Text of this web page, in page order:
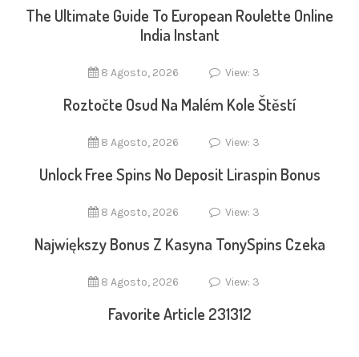
The Ultimate Guide To European Roulette Online
India Instant
8 Agosto, 2026 View: 3
Roztočte Osud Na Malém Kole Štěstí
8 Agosto, 2026 View: 3
Unlock Free Spins No Deposit Liraspin Bonus
8 Agosto, 2026 View: 3
Największy Bonus Z Kasyna TonySpins Czeka
8 Agosto, 2026 View: 3
Favorite Article 231312